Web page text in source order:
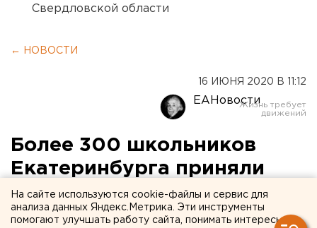
Свердловской области
← НОВОСТИ
16 ИЮНЯ 2020 В 11:12
ЕАНовости
Более 300 школьников
Екатеринбурга приняли
участие в онлайн-игре
«Новая энергия»
На сайте используются cookie-файлы и сервис для
анализа данных Яндекс.Метрика. Эти инструменты
помогают улучшать работу сайта, понимать интересы